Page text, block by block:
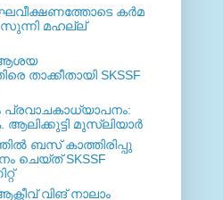
കര്‍മ
സുന്നി മഹല്ല്
ആശയ
താക്കീതായി SKSSF
മുസ്ലിയാർ
ബസ് കാത്തിരിപ്പു
ചെയ്ത്‌ SKSSF
വിങ് നാലാം